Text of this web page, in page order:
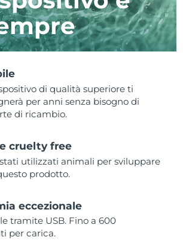
di qualità superiore ti
per anni senza bisogno di
di ricambio.
cruelty free
utilizzati animali per sviluppare
prodotto.
eccezionale
tramite USB. Fino a 600
per carica.